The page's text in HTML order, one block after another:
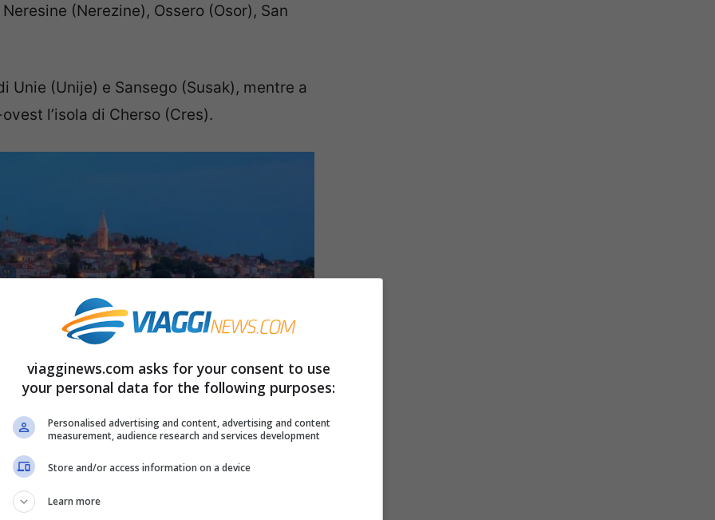
(Nerezine), Ossero (Osor), San
Unie (Unije) e Sansego (Susak), mentre a
l’isola di Cherso (Cres).
viagginews.com asks for your consent to use
your personal data for the following purposes:
Personalised advertising and content, advertising and content
measurement, audience research and services development
Store and/or access information on a device
Learn more